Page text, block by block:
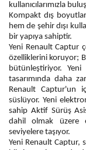
kullanıcılarımızla
Kompakt dış
hem de şehir dışı
bir yapıya sahiptir.
Yeni Renault Captur
özelliklerini koruyor;
bütünleştiriyor.
tasarımında daha
Renault Captur'un
süslüyor. Yeni
sahip Aktif Sürüş
dahil olmak üzere
seviyelere taşıyor.
Yeni Renault Captur,